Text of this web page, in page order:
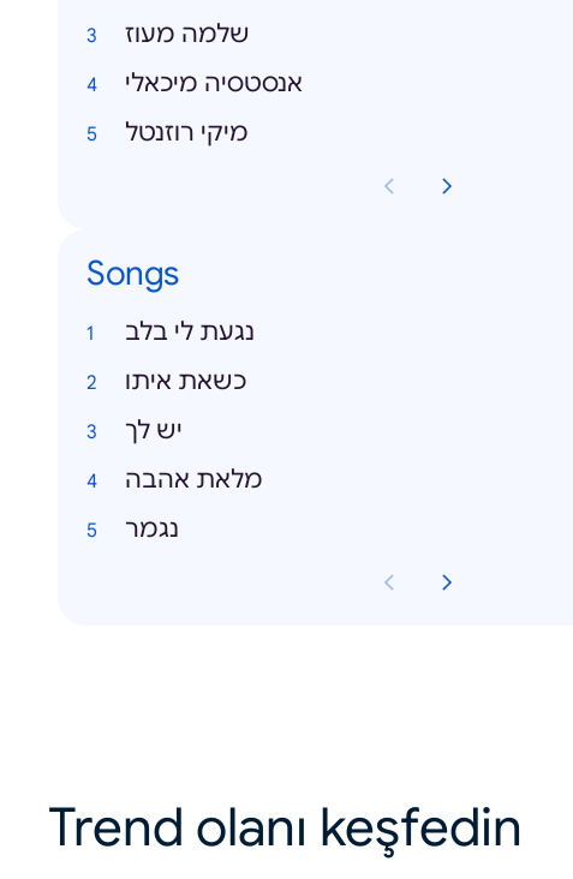
שלמה מעוז
אנסטסיה מיכאלי
מיקי רוזנטל
Songs
נגעת לי בלב
כשאת איתו
יש לך
מלאת אהבה
נגמר
Trend olanı keşfedin